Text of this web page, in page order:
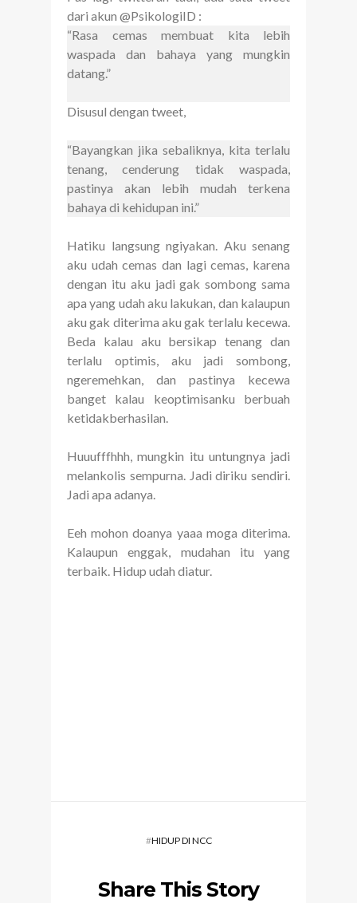
dari akun @PsikologiID :
“Rasa cemas membuat kita lebih
waspada dan bahaya yang mungkin
datang.”
Disusul dengan tweet,
“Bayangkan jika sebaliknya, kita terlalu
tenang, cenderung tidak waspada,
pastinya akan lebih mudah terkena
bahaya di kehidupan ini.”
Hatiku langsung ngiyakan. Aku senang
aku udah cemas dan lagi cemas, karena
dengan itu aku jadi gak sombong sama
apa yang udah aku lakukan, dan kalaupun
aku gak diterima aku gak terlalu kecewa.
Beda kalau aku bersikap tenang dan
terlalu optimis, aku jadi sombong,
ngeremehkan, dan pastinya kecewa
banget kalau keoptimisanku berbuah
ketidakberhasilan.
Huuufffhhh, mungkin itu untungnya jadi
melankolis sempurna. Jadi diriku sendiri.
Jadi apa adanya.
Eeh mohon doanya yaaa moga diterima.
Kalaupun enggak, mudahan itu yang
terbaik. Hidup udah diatur.
#HIDUP DI NCC
Share This Story